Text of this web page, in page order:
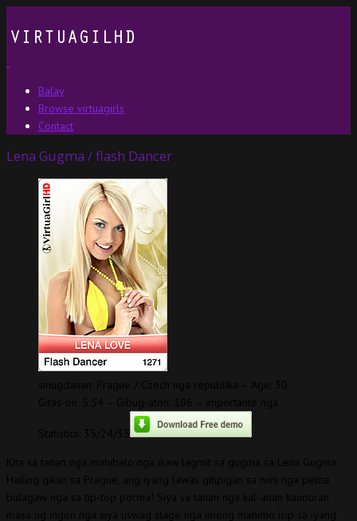
Balay
Browse virtuagirls
Contact
Lena Gugma / flash Dancer